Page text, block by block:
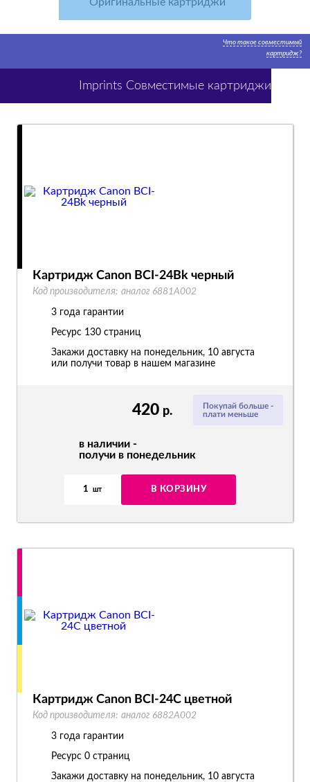
Что такое совместимый
картридж?
Imprints Совместимые картриджи
Покупай больше -
плати меньше
420 р.
в наличии -
получи в понедельник
1 шт В КОРЗИНУ
Картридж Canon BCI-24Bk черный
Код производителя: аналог 6881A002
3 года гарантии
Ресурс 130 страниц
Закажи доставку на понедельник, 10 августа
или получи товар в нашем магазине
Картридж Canon BCI-24C цветной
Код производителя: аналог 6882A002
3 года гарантии
Ресурс 0 страниц
Закажи доставку на понедельник, 10 августа